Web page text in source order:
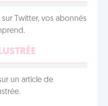
Twitter, vos abonnés
un article de